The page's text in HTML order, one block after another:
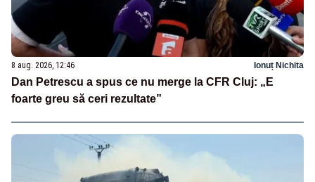
8 aug. 2026, 12:46 Ionuț Nichita
Dan Petrescu a spus ce nu merge la CFR Cluj: „E
foarte greu să ceri rezultate”